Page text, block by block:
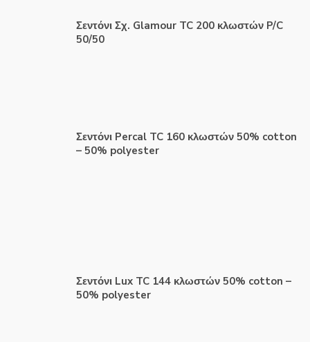
Σεντόνι Σχ. Glamour TC 200 κλωστών P/C
50/50
Σεντόνι Percal TC 160 κλωστών 50% cotton
– 50% polyester
Σεντόνι Lux TC 144 κλωστών 50% cotton –
50% polyester